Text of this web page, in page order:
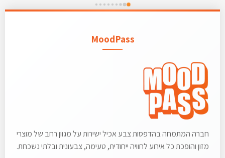
MoodPass
חברה המתמחה בהדפסות צבע אכיל ישירות על מגוון רחב של מוצרי
מזון והופכת כל אירוע לחוויה ייחודית, טעימה, צבעונית ובלתי נשכחת.